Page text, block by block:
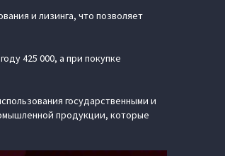
и лизинга, что позволяет
425 000, а при покупке
государственными и
продукции, которые